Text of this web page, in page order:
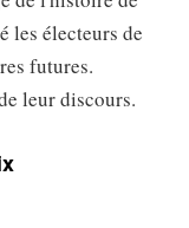
les électeurs de
futures.
leur discours.